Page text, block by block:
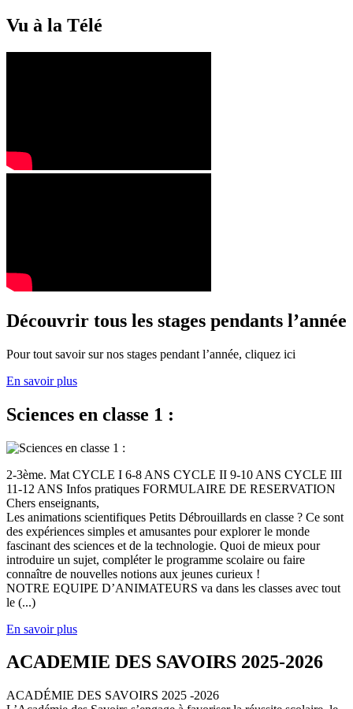
Vu à la Télé
Découvrir tous les stages pendants l’année
Pour tout savoir sur nos stages pendant l’année, cliquez ici
En savoir plus
Sciences en classe 1 :
2-3ème. Mat CYCLE I 6-8 ANS CYCLE II 9-10 ANS CYCLE III
11-12 ANS Infos pratiques FORMULAIRE DE RESERVATION
Chers enseignants,
Les animations scientifiques Petits Débrouillards en classe ? Ce sont
des expériences simples et amusantes pour explorer le monde
fascinant des sciences et de la technologie. Quoi de mieux pour
introduire un sujet, compléter le programme scolaire ou faire
connaître de nouvelles notions aux jeunes curieux !
NOTRE EQUIPE D’ANIMATEURS va dans les classes avec tout
le (...)
En savoir plus
ACADEMIE DES SAVOIRS 2025-2026
ACADÉMIE DES SAVOIRS 2025 -2026